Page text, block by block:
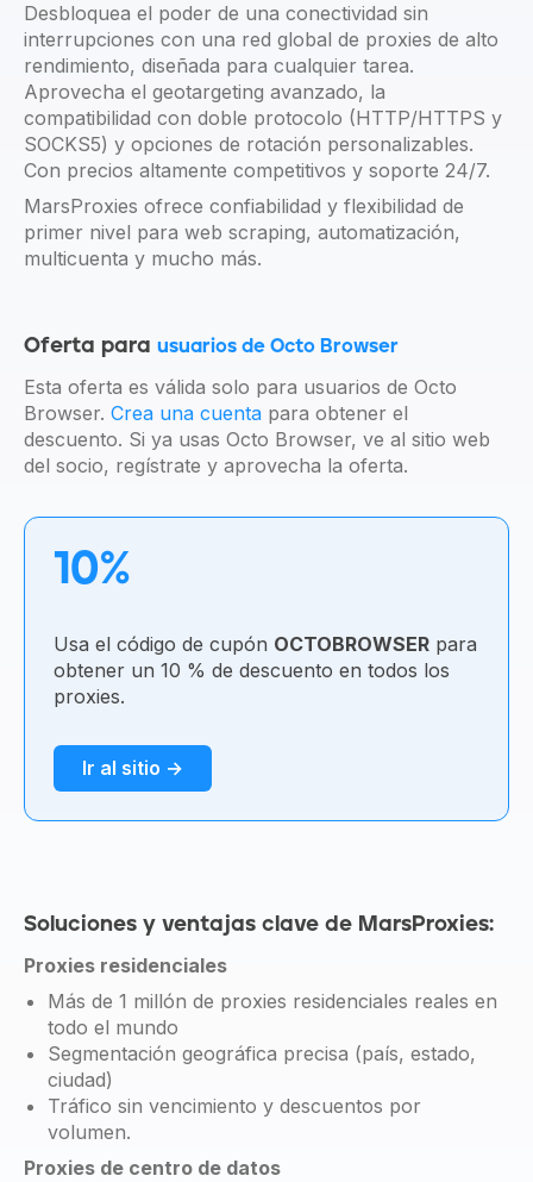
Desbloquea el poder de una conectividad sin
interrupciones con una red global de proxies de alto
rendimiento, diseñada para cualquier tarea.
Aprovecha el geotargeting avanzado, la
compatibilidad con doble protocolo (HTTP/HTTPS y
SOCKS5) y opciones de rotación personalizables.
Con precios altamente competitivos y soporte 24/7.
MarsProxies ofrece confiabilidad y flexibilidad de
primer nivel para web scraping, automatización,
multicuenta y mucho más.
Oferta para usuarios de Octo Browser
Esta oferta es válida solo para usuarios de Octo
Browser. Crea una cuenta para obtener el
descuento. Si ya usas Octo Browser, ve al sitio web
del socio, regístrate y aprovecha la oferta.
10%
Usa el código de cupón OCTOBROWSER para
obtener un 10 % de descuento en todos los
proxies.
Ir al sitio →
Soluciones y ventajas clave de MarsProxies:
Proxies residenciales
Más de 1 millón de proxies residenciales reales en
todo el mundo
Segmentación geográfica precisa (país, estado,
ciudad)
Tráfico sin vencimiento y descuentos por
volumen.
Proxies de centro de datos